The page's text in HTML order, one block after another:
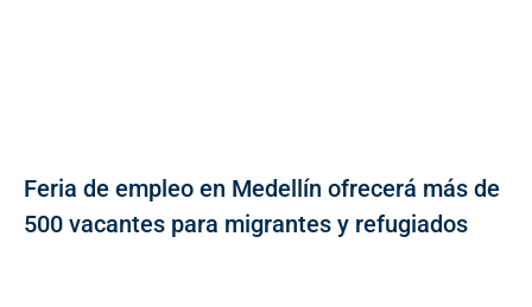
Feria de empleo en Medellín ofrecerá más de
500 vacantes para migrantes y refugiados